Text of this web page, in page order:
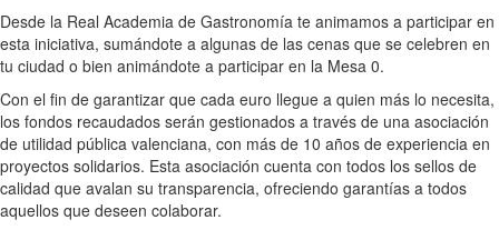
Desde la Real Academia de Gastronomía te animamos a participar en
esta iniciativa, sumándote a algunas de las cenas que se celebren en
tu ciudad o bien animándote a participar en la Mesa 0.
Con el fin de garantizar que cada euro llegue a quien más lo necesita,
los fondos recaudados serán gestionados a través de una asociación
de utilidad pública valenciana, con más de 10 años de experiencia en
proyectos solidarios. Esta asociación cuenta con todos los sellos de
calidad que avalan su transparencia, ofreciendo garantías a todos
aquellos que deseen colaborar.